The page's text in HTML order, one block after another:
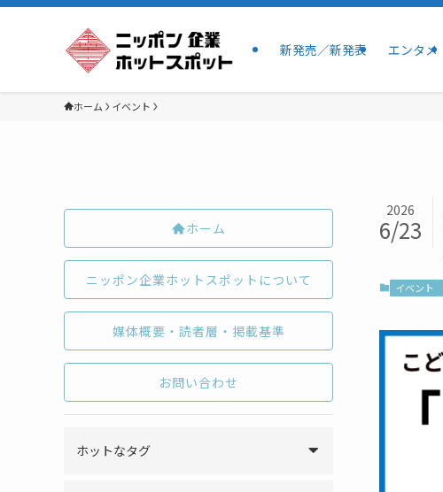
新発売／新発表 エンタメ
ホーム イベント
2026
6/23
イベント
ホーム
ニッポン企業ホットスポットについて
媒体概要・読者層・掲載基準
お問い合わせ
ホットなタグ